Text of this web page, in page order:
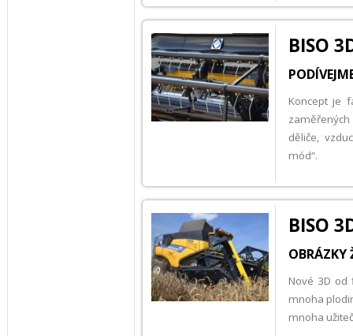
BISO
Koncept je
děliče,
mód“.
BISO
OBRÁZKY
Nové 3D od
mnoha
mnoha